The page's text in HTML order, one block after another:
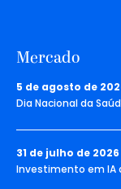
Mercado
5 de agosto de
Dia Nacional da
31 de julho de 2026
Investimento em IA